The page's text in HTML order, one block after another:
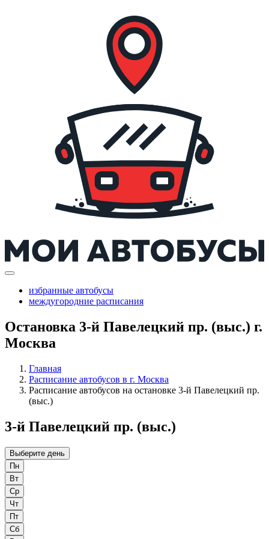
избранные автобусы
междугородние расписания
Остановка 3-й Павелецкий пр. (выс.) г.
Москва
Главная
Расписание автобусов в г. Москва
Расписание автобусов на остановке 3-й Павелецкий пр.
(выс.)
3-й Павелецкий пр. (выс.)
Выберите день
Пн
Вт
Ср
Чт
Пт
Сб